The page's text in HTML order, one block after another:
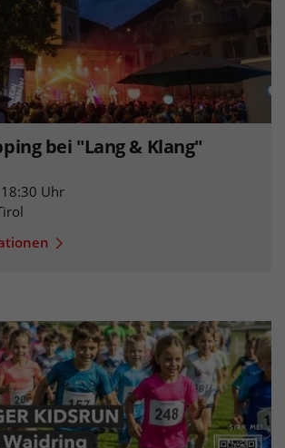
bei "Lang & Klang"
Uhr